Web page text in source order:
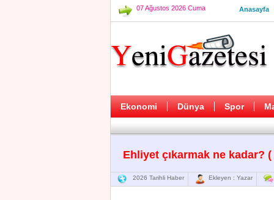
07 Ağustos 2026 Cuma Anasayfa
Ekonomi Dünya Spor
Ehliyet çıkarmak ne kadar?
2026 Tarihli Haber Ekleyen : Yazar